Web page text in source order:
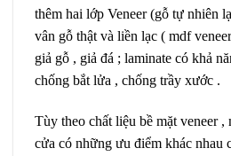
thêm hai lớp Veneer (gỗ tự nhiên
vân gỗ thật và liền lạc ( mdf
giả gỗ , giả đá ; laminate có khả
chống bắt lửa , chống trầy xước .
Tùy theo chất liệu bề mặt veneer ,
cửa có những ưu điểm khác nhau